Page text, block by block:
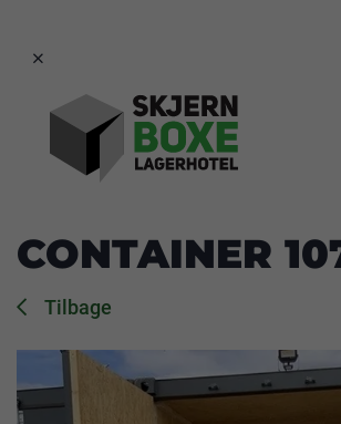

CONTAINER
 Tilbage